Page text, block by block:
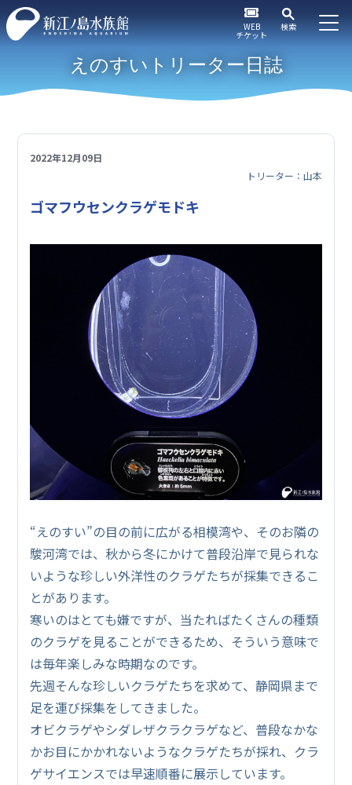
WEB
チケット
検索
えのすいトリーター日誌
2022年12月09日
トリーター：山本
ゴマフウセンクラゲモドキ
“えのすい”の目の前に広がる相模湾や、そのお隣の
駿河湾では、秋から冬にかけて普段沿岸で見られな
いような珍しい外洋性のクラゲたちが採集できるこ
とがあります。
寒いのはとても嫌ですが、当たればたくさんの種類
のクラゲを見ることができるため、そういう意味で
は毎年楽しみな時期なのです。
先週そんな珍しいクラゲたちを求めて、静岡県まで
足を運び採集をしてきました。
オビクラゲやシダレザクラクラゲなど、普段なかな
かお目にかかれないようなクラゲたちが採れ、クラ
ゲサイエンスでは早速順番に展示しています。